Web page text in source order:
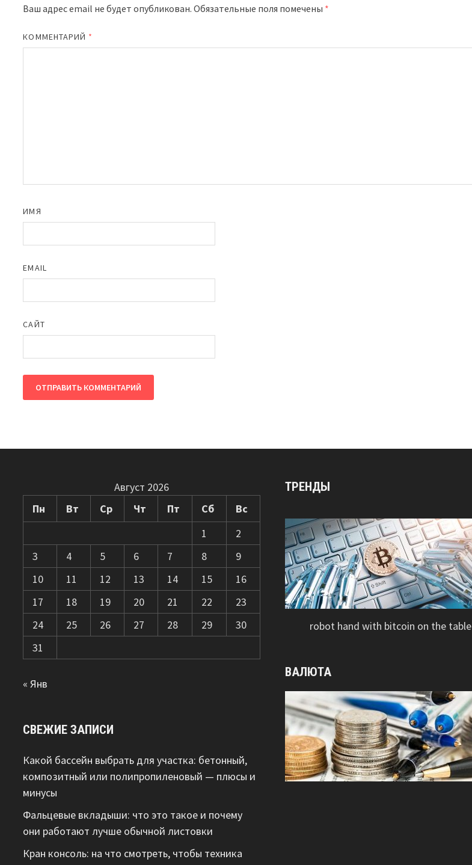
Ваш адрес email не будет опубликован. Обязательные поля помечены *
КОММЕНТАРИЙ *
ИМЯ
EMAIL
САЙТ
Август 2026
Пн
Вт Ср Чт Пт Сб
Вс
1
2
3
4 5 6 7 8
9
10
11 12 13 14 15
16
17
18 19 20 21 22
23
24
25 26 27 28 29
30
31
« Янв
СВЕЖИЕ ЗАПИСИ
Какой бассейн выбрать для участка: бетонный,
композитный или полипропиленовый — плюсы и
минусы
Фальцевые вкладыши: что это такое и почему
они работают лучше обычной листовки
Кран консоль: на что смотреть, чтобы техника
ТРЕНДЫ
robot hand with bitcoin on the table
ВАЛЮТА